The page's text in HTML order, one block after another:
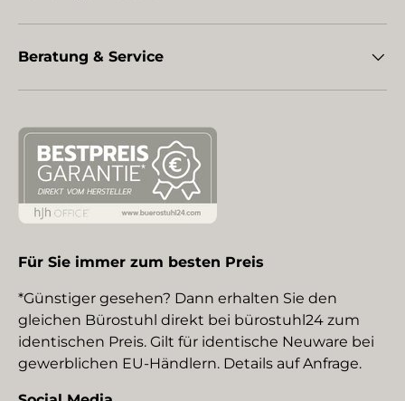
Beratung & Service
Für Sie immer zum besten Preis
*Günstiger gesehen? Dann erhalten Sie den
gleichen Bürostuhl direkt bei bürostuhl24 zum
identischen Preis. Gilt für identische Neuware bei
gewerblichen EU-Händlern. Details auf Anfrage.